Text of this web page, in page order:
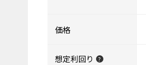
価格
想定利回り ?